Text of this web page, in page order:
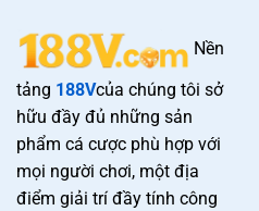
Nền
tảng 188Vcủa chúng tôi sở
hữu đầy đủ những sản
phẩm cá cược phù hợp với
mọi người chơi, một địa
điểm giải trí đầy tính công